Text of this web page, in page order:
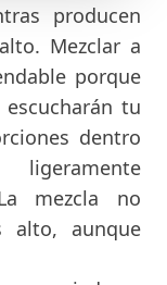
producen
Mezclar a
porque
tu
dentro
mezcla no
alto, aunque